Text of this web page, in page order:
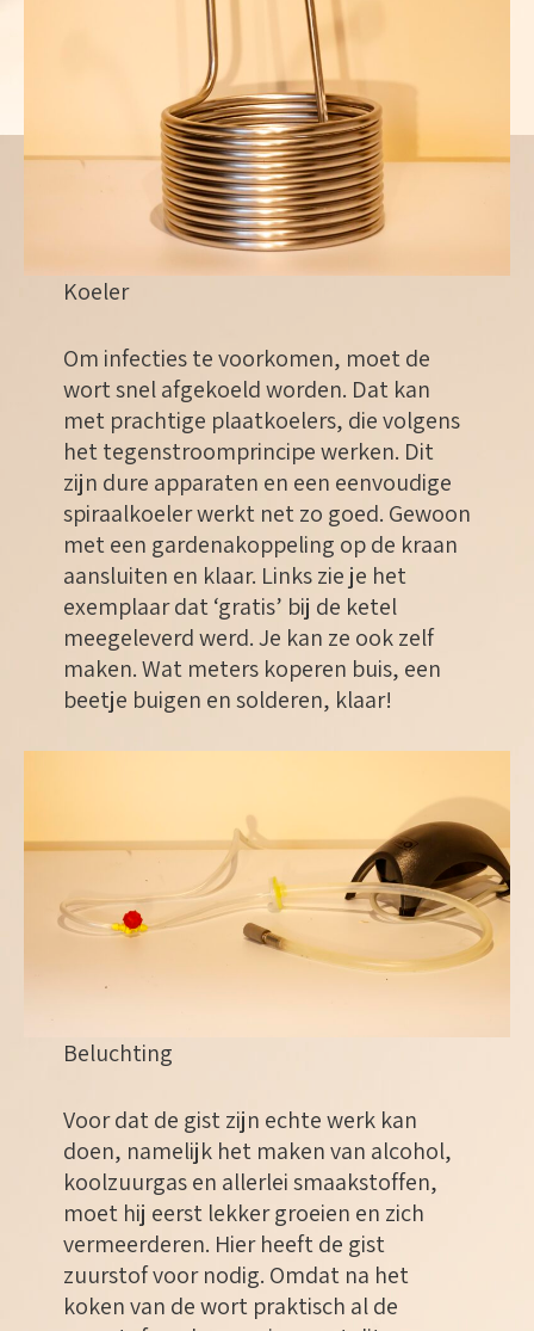
Koeler
Om infecties te voorkomen, moet de
wort snel afgekoeld worden. Dat kan
met prachtige plaatkoelers, die volgens
het tegenstroomprincipe werken. Dit
zijn dure apparaten en een eenvoudige
spiraalkoeler werkt net zo goed. Gewoon
met een gardenakoppeling op de kraan
aansluiten en klaar. Links zie je het
exemplaar dat ‘gratis’ bij de ketel
meegeleverd werd. Je kan ze ook zelf
maken. Wat meters koperen buis, een
beetje buigen en solderen, klaar!
Beluchting
Voor dat de gist zijn echte werk kan
doen, namelijk het maken van alcohol,
koolzuurgas en allerlei smaakstoffen,
moet hij eerst lekker groeien en zich
vermeerderen. Hier heeft de gist
zuurstof voor nodig. Omdat na het
koken van de wort praktisch al de